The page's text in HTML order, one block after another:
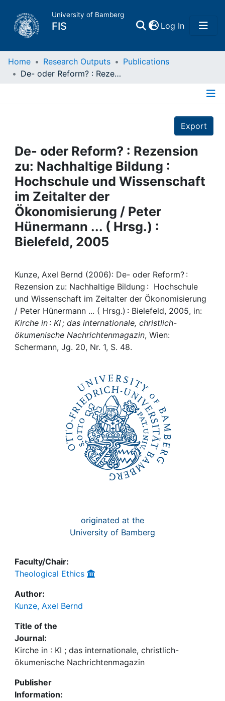
University of Bamberg
FIS Log In(current)
Home
Projects
People
Institutions
Awards
Help
Home Research Outputs
Publications
De- oder Reform? : Rezension zu: Nachhaltige Bildung : Hochschule und Wissenschaft im Zeitalter der Ökonomisierung / Peter Hünermann ... ( Hrsg.) : Bielefeld, 2005
Export
De- oder Reform? : Rezension
zu: Nachhaltige Bildung :
Hochschule und Wissenschaft
im Zeitalter der
Ökonomisierung / Peter
Hünermann ... ( Hrsg.) :
Bielefeld, 2005
Kunze, Axel Bernd (2006): De- oder Reform? :
Rezension zu: Nachhaltige Bildung : Hochschule
und Wissenschaft im Zeitalter der Ökonomisierung
/ Peter Hünermann ... ( Hrsg.) : Bielefeld, 2005, in:
Kirche in : KI ; das internationale, christlich-
ökumenische Nachrichtenmagazin, Wien:
Schermann, Jg. 20, Nr. 1, S. 48.
originated at the
University of Bamberg
Faculty/Chair:
Theological Ethics
Author:
Kunze, Axel Bernd
Title of the
Journal:
Kirche in : KI ; das internationale, christlich-
ökumenische Nachrichtenmagazin
Publisher
Information: